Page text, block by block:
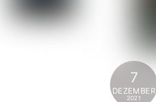
7
DEZEMBER
2021